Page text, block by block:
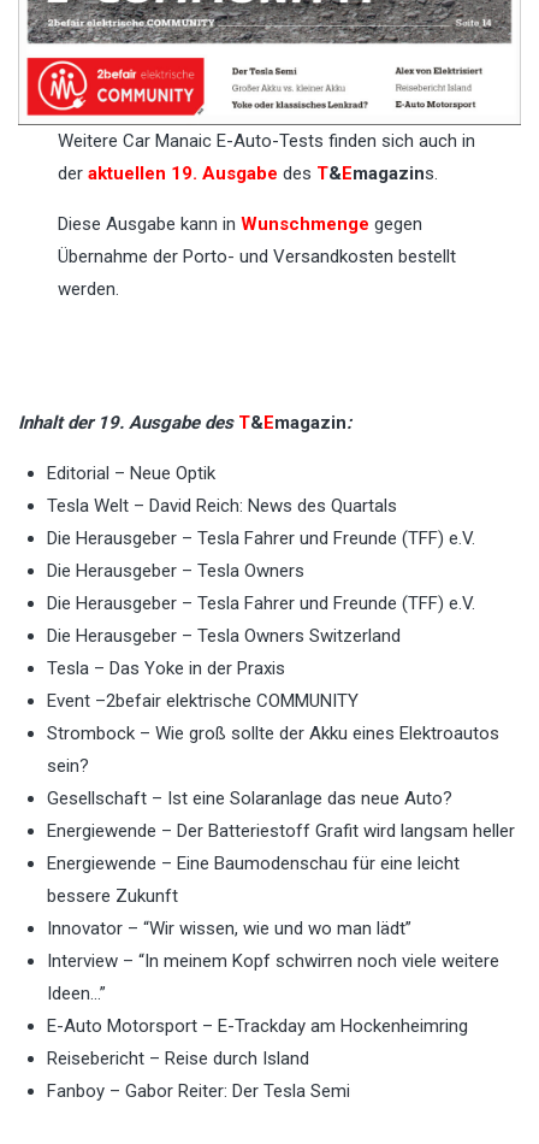
Weitere Car Manaic E-Auto-Tests finden sich auch in
deraktuellen 19. Ausgabe des T&Emagazins.
Diese Ausgabe kann inWunschmenge gegen
Übernahme der Porto- und Versandkosten bestellt
werden.
Inhalt der 19. Ausgabe des T&Emagazin:
Editorial – Neue Optik
Tesla Welt – David Reich: News des Quartals
Die Herausgeber – Tesla Fahrer und Freunde (TFF) e.V.
Die Herausgeber – Tesla Owners
Die Herausgeber – Tesla Fahrer und Freunde (TFF) e.V.
Die Herausgeber – Tesla Owners Switzerland
Tesla – Das Yoke in der Praxis
Event –2befair elektrische COMMUNITY
Strombock – Wie groß sollte der Akku eines Elektroautos
sein?
Gesellschaft – Ist eine Solaranlage das neue Auto?
Energiewende – Der Batteriestoff Grafit wird langsam heller
Energiewende – Eine Baumodenschau für eine leicht
bessere Zukunft
Innovator – “Wir wissen, wie und wo man lädt”
Interview – “In meinem Kopf schwirren noch viele weitere
Ideen…”
E-Auto Motorsport – E-Trackday am Hockenheimring
Reisebericht – Reise durch Island
Fanboy – Gabor Reiter: Der Tesla Semi